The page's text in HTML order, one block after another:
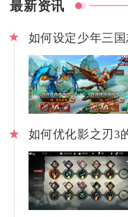
最新资讯
如何设定少年三
如何优化影之刃3